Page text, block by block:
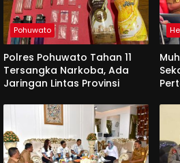
Pohuwato
Polres Pohuwato Tahan 11
Tersangka Narkoba, Ada
Jaringan Lintas Provinsi